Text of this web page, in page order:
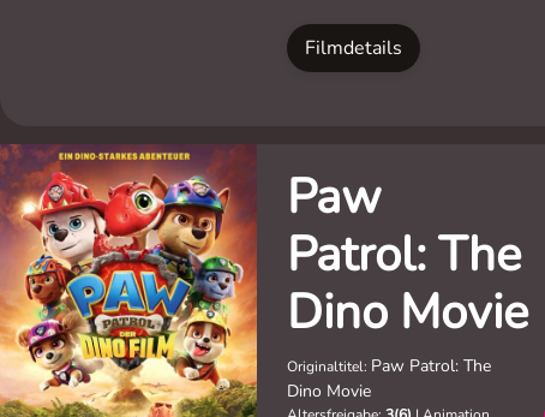
Filmdetails
Paw
Patrol: The
Dino Movie
Originaltitel: Paw Patrol: The
Dino Movie